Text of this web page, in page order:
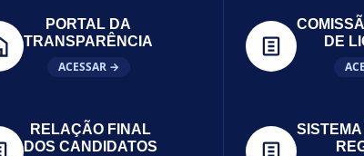
PORTAL DA
TRANSPARÊNCIA
ACESSAR →
DE
RELAÇÃO FINAL
DOS CANDIDATOS